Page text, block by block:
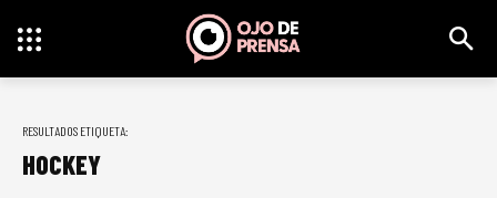
RESULTADOS ETIQUETA:
HOCKEY